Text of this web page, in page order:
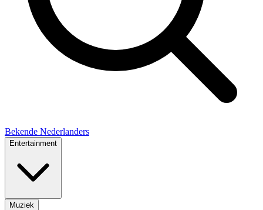
Bekende Nederlanders
Entertainment
Muziek